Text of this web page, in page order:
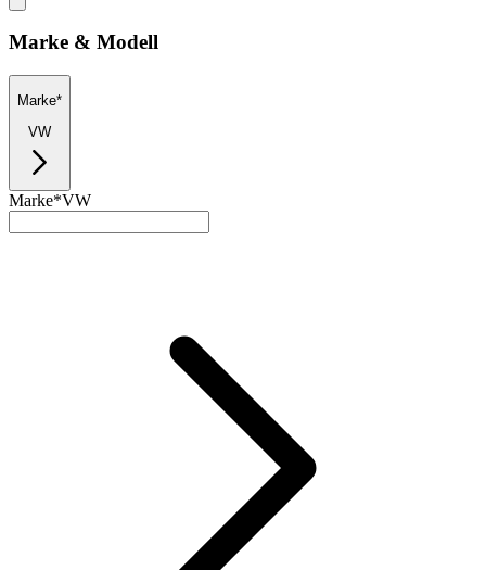
Marke & Modell
Marke*
VW
Marke*VW